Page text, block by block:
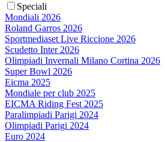
Speciali
Mondiali 2026
Roland Garros 2026
Sportmediaset Live Riccione 2026
Scudetto Inter 2026
Olimpiadi Invernali Milano Cortina 2026
Super Bowl 2026
Eicma 2025
Mondiale per club 2025
EICMA Riding Fest 2025
Paralimpiadi Parigi 2024
Olimpiadi Parigi 2024
Euro 2024